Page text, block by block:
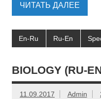
ЧИТАТЬ ДАЛЕЕ
En-Ru Ru-En
BIOLOGY (RU-
11.09.2017 Admin